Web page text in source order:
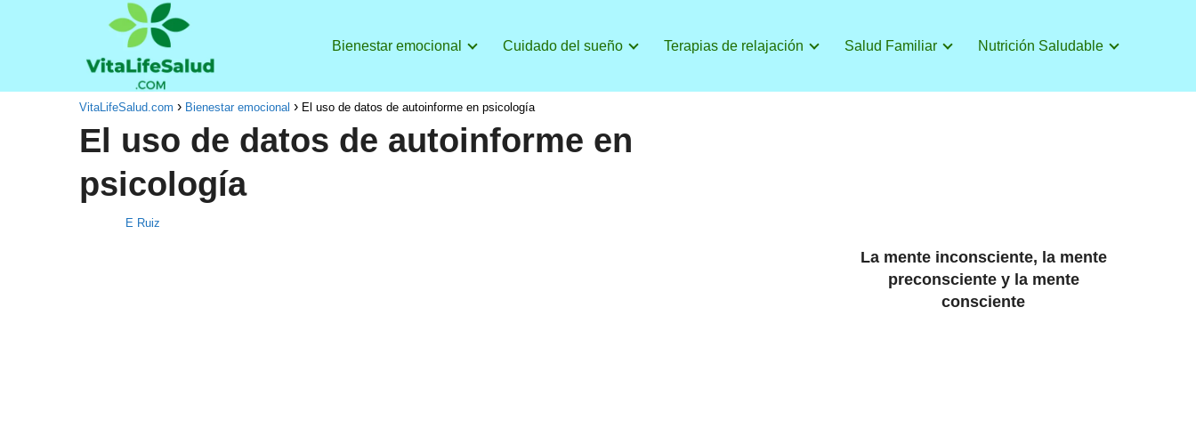
Bienestar emocional Cuidado del sueño Terapias de relajación Salud Familiar Nutrición Saludable
VitaLifeSalud.com Bienestar emocional El uso de datos de autoinforme en psicología
El uso de datos de autoinforme en
psicología
E Ruiz
La mente inconsciente, la mente
preconsciente y la mente
consciente